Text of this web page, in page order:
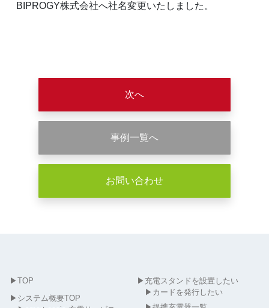
BIPROGY株式会社へ社名変更いたしました。
次へ
事例一覧へ
お問い合わせ
▶TOP
▶ システム概要TOP
▶ 充電スタンドを設置したい
▶ カードを発行したい